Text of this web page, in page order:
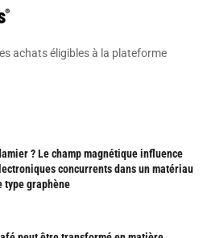
achats éligibles à la plateforme
? Le champ magnétique influence
concurrents dans un matériau
type graphène